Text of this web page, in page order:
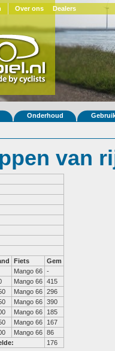
Over ons Dealers
Onderhoud
van
Fiets
Gem
Mango 66 -
Mango 66 415
Mango 66 296
Mango 66 390
Mango 66
185
Mango 66
167
Mango 66 86
176